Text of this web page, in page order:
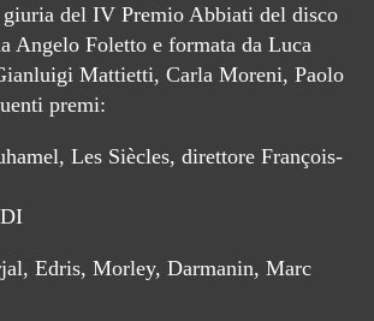
del IV Premio Abbiati del disco
Angelo Foletto e formata da Luca
Mattietti, Carla Moreni, Paolo
premi:
Les Siècles, direttore François-
Edris, Morley, Darmanin, Marc